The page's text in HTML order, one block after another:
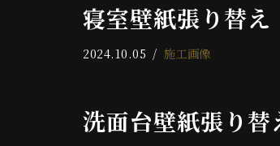
寝室壁紙張り替え
2024.10.05 施工画像
洗面台壁紙張り替